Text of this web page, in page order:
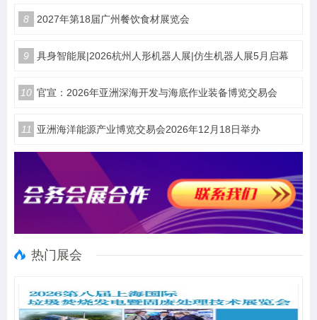
8 2027年第18届广州餐饮食材展览会
9 具身智能展|2026杭州人形机器人展|仿生机器人展5月启幕
10 官宣：2026年亚洲深海开发与海底作业装备博览交易会
11 亚洲海洋能源产业博览交易会2026年12月18日举办
热门展会